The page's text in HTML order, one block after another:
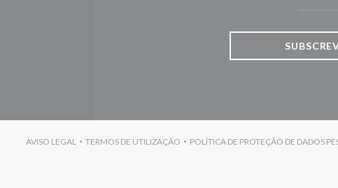
NOVA JANELA))
AVISO LEGAL
((ABRE NUMA NOVA JANELA))
TERMOS DE UTILIZAÇÃO
((ABRE NUMA NOVA JANELA))
POLÍTICA DE PROTEÇÃO DE DADOS
((ABRE NUMA